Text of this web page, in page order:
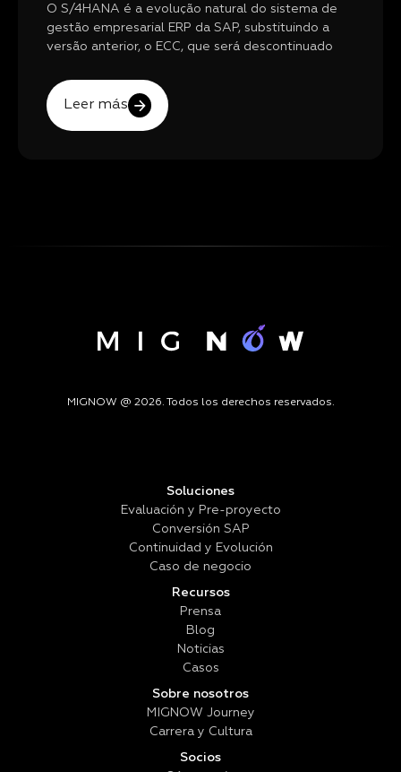
O S/4HANA é a evolução natural do sistema de
gestão empresarial ERP da SAP, substituindo a
versão anterior, o ECC, que será descontinuado
Leer más
MIGNOW @ 2026. Todos los derechos reservados.
Soluciones
Evaluación y Pre-proyecto
Conversión SAP
Continuidad y Evolución
Caso de negocio
Recursos
Prensa
Blog
Noticias
Casos
Sobre nosotros
MIGNOW Journey
Carrera y Cultura
Socios